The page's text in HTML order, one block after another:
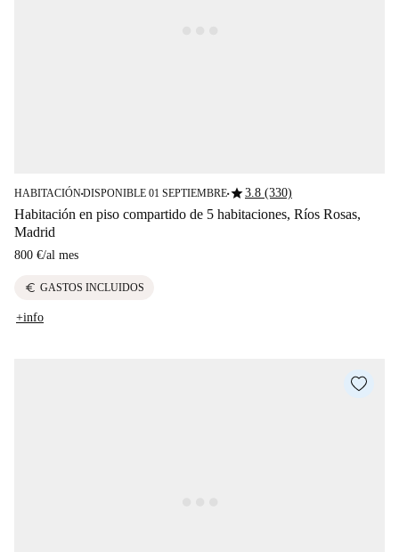
HABITACIÓN■DISPONIBLE 01 SEPTIEMBRE■star3.8 (330)
Habitación en piso compartido de 5 habitaciones, Ríos Rosas,
Madrid
800 €/al mes
euro GASTOS INCLUIDOS
+info